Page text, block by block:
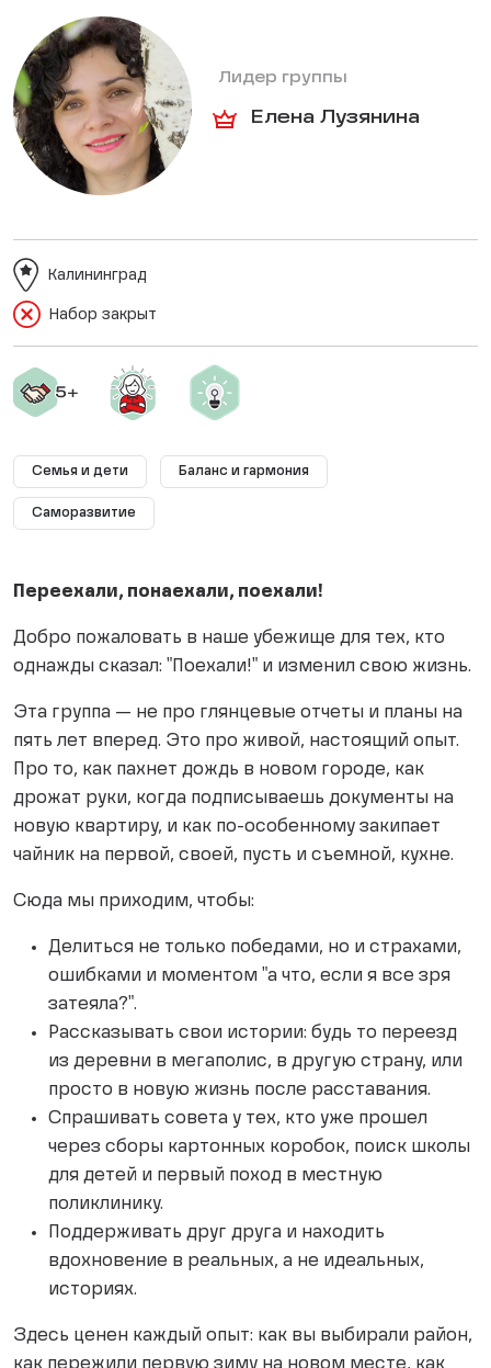
Лидер группы
Елена Лузянина
Набор закрыт
Калининград
Семья и дети Баланс и гармония
Саморазвитие
Переехали, понаехали, поехали!
Добро пожаловать в наше убежище для тех, кто
однажды сказал: "Поехали!" и изменил свою жизнь.
Эта группа — не про глянцевые отчеты и планы на
пять лет вперед. Это про живой, настоящий опыт.
Про то, как пахнет дождь в новом городе, как
дрожат руки, когда подписываешь документы на
новую квартиру, и как по-особенному закипает
чайник на первой, своей, пусть и съемной, кухне.
Сюда мы приходим, чтобы:
Делиться не только победами, но и страхами,
ошибками и моментом "а что, если я все зря
затеяла?".
Рассказывать свои истории: будь то переезд
из деревни в мегаполис, в другую страну, или
просто в новую жизнь после расставания.
Спрашивать совета у тех, кто уже прошел
через сборы картонных коробок, поиск школы
для детей и первый поход в местную
поликлинику.
Поддерживать друг друга и находить
вдохновение в реальных, а не идеальных,
историях.
Здесь ценен каждый опыт: как вы выбирали район,